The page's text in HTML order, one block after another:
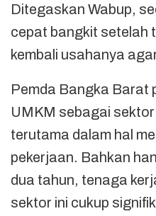
Ditegaskan Wabup,
cepat bangkit setelah
kembali usahanya
Pemda Bangka Barat
UMKM sebagai
terutama dalam hal
pekerjaan. Bahkan
dua tahun, tenaga
sektor ini cukup